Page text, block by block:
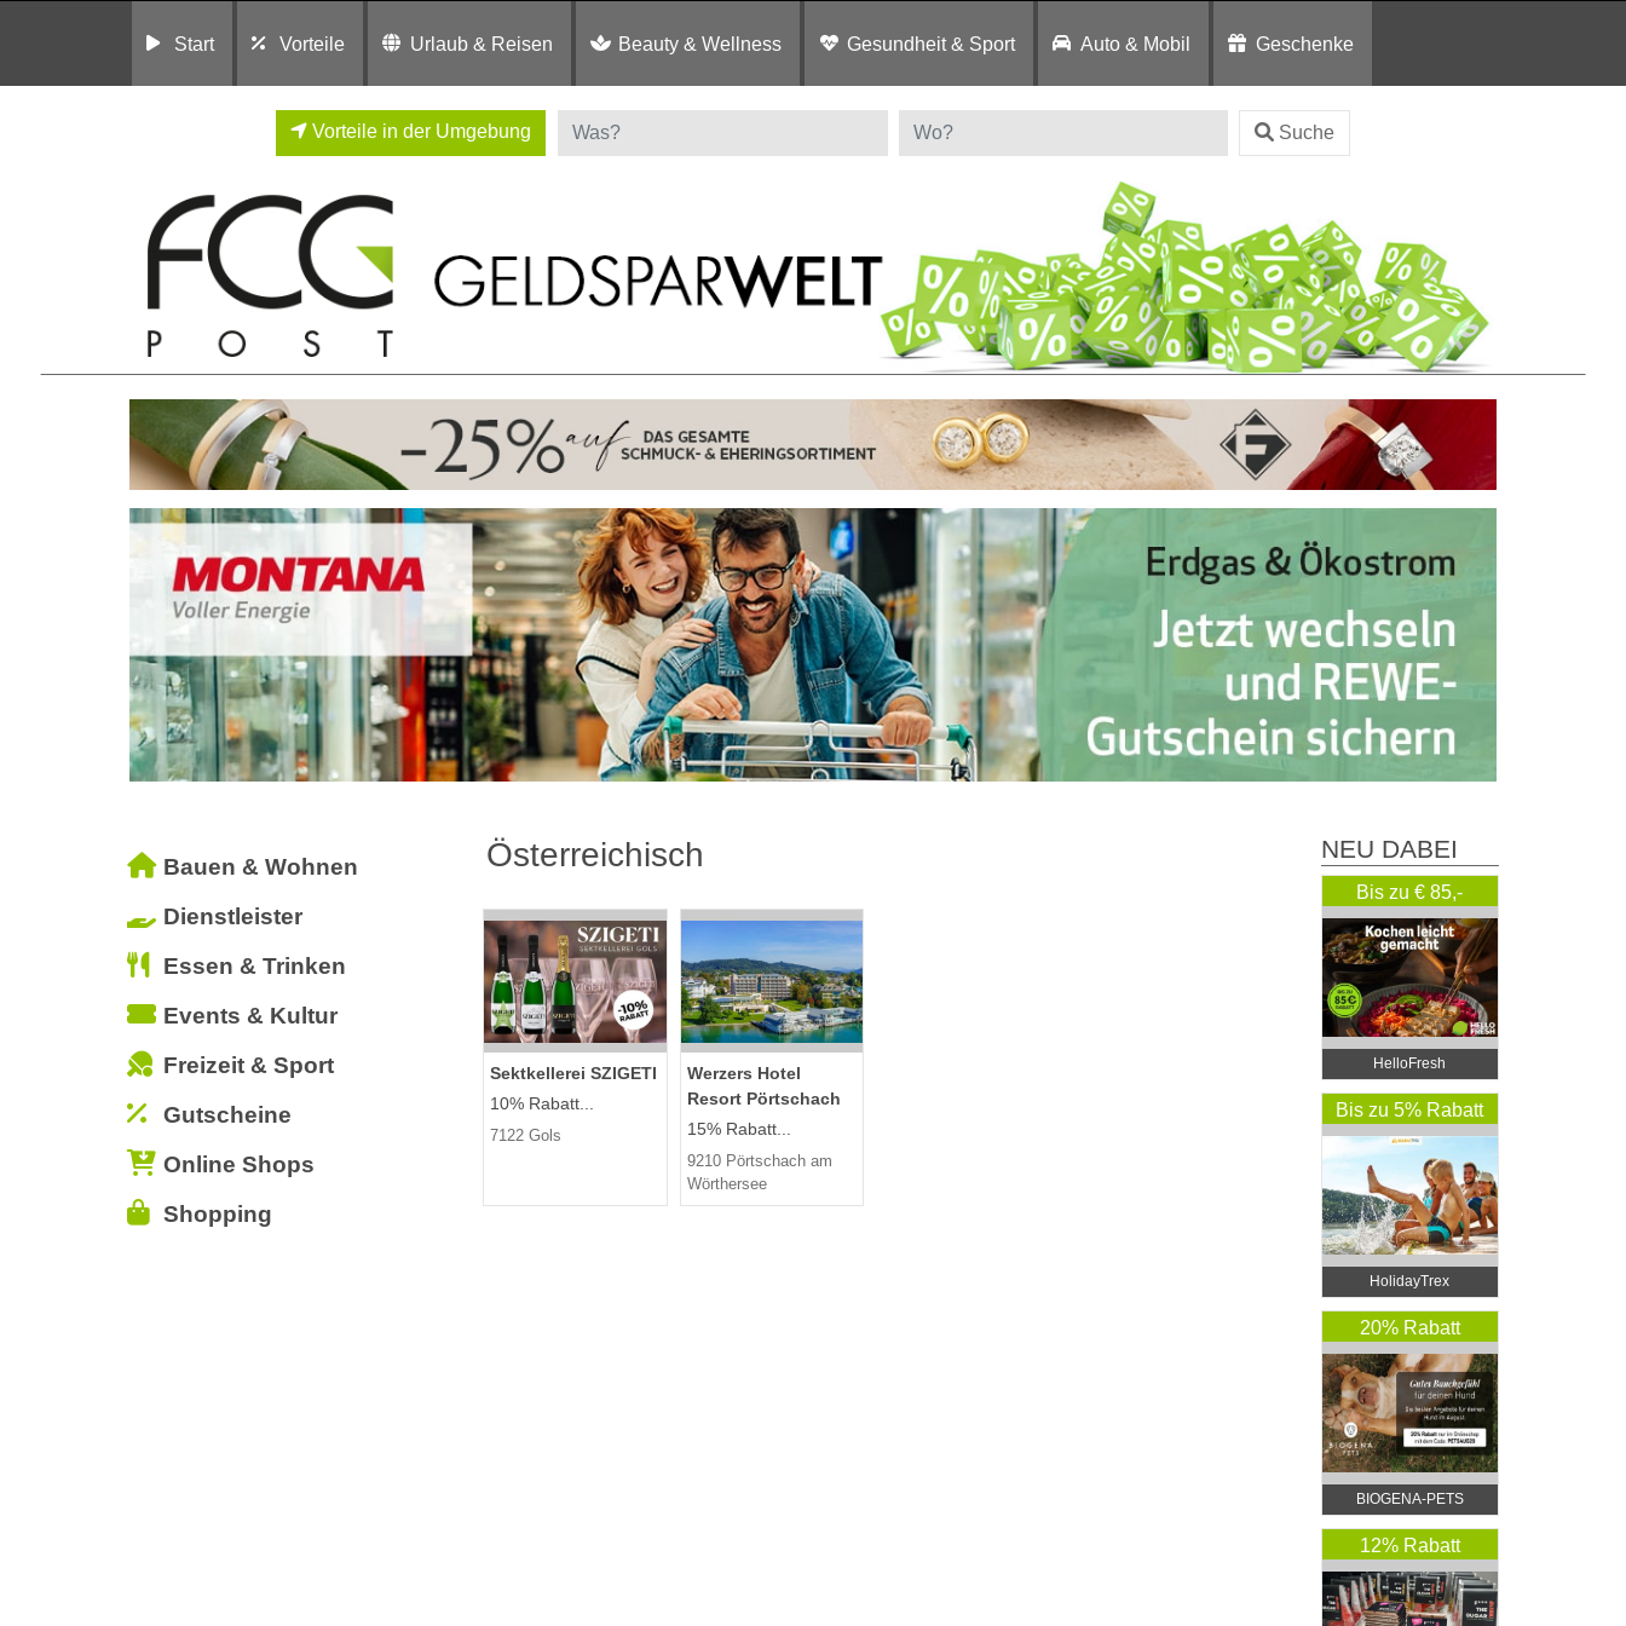
Start Vorteile Urlaub & Reisen Beauty & Wellness Gesundheit & Sport Auto & Mobil Geschenke
Vorteile in der Umgebung Suche
Bauen & Wohnen
Dienstleister
Essen & Trinken
Events & Kultur
Freizeit & Sport
Gutscheine
Online Shops
Shopping
Österreichisch
Sektkellerei SZIGETI
10% Rabatt...
7122 Gols
Werzers Hotel
Resort Pörtschach
15% Rabatt...
9210 Pörtschach am
Wörthersee
NEU DABEI
Bis zu € 85,-
Rabatt
HelloFresh
Bis zu 5% Rabatt
HolidayTrex
20% Rabatt
BIOGENA-PETS
12% Rabatt